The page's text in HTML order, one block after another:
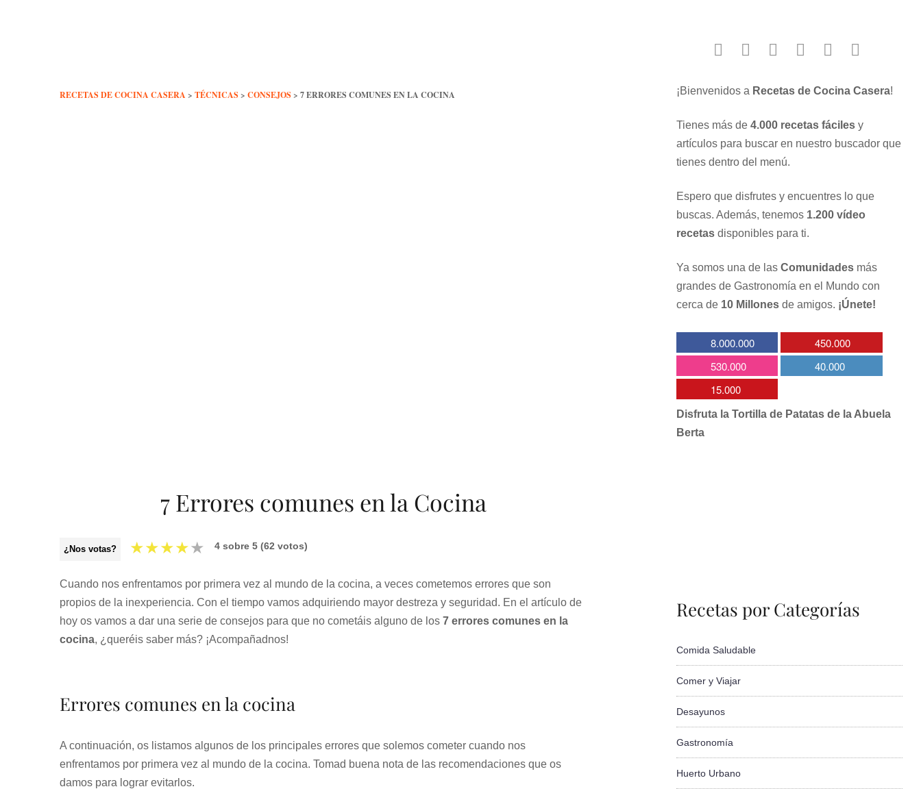
RECETAS DE COCINA CASERA > TÉCNICAS > CONSEJOS > 7 ERRORES COMUNES EN LA COCINA
7 Errores comunes en la Cocina
¿Nos votas? ★★★★★ 4 sobre 5 (62 votos)
Cuando nos enfrentamos por primera vez al mundo de la cocina, a veces cometemos errores que son
propios de la inexperiencia. Con el tiempo vamos adquiriendo mayor destreza y seguridad. En el artículo de
hoy os vamos a dar una serie de consejos para que no cometáis alguno de los 7 errores comunes en la
cocina, ¿queréis saber más? ¡Acompañadnos!
Errores comunes en la cocina
A continuación, os listamos algunos de los principales errores que solemos cometer cuando nos
enfrentamos por primera vez al mundo de la cocina. Tomad buena nota de las recomendaciones que os
damos para lograr evitarlos.
¡Bienvenidos a Recetas de Cocina Casera!
Tienes más de 4.000 recetas fácilesy
artículos para buscar en nuestro buscador que
tienes dentro del menú.
Espero que disfrutes y encuentres lo que
buscas. Además, tenemos 1.200 vídeo
recetasdisponibles para ti.
Ya somos una de las Comunidadesmás
grandes de Gastronomía en el Mundo con
cerca de 10 Millonesde amigos. ¡Únete!
8.000.000
450.000
530.000
40.000
15.000
Disfruta la Tortilla de Patatas de la Abuela
Berta
Recetas por Categorías
Comida Saludable
Comer y Viajar
Desayunos
Gastronomía
Huerto Urbano